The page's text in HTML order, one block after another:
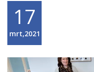
17
mrt,2021